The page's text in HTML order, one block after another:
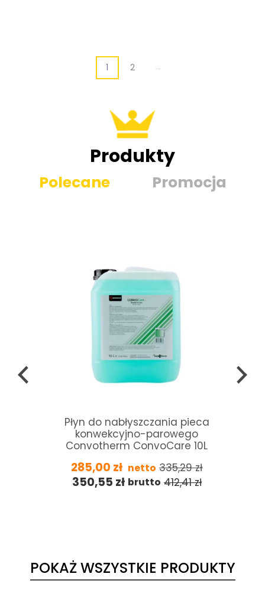
1 2 →
Produkty
Polecane Promocja
Płyn do nabłyszczania pieca
konwekcyjno-parowego
Convotherm ConvoCare 10L
285,00 zł netto 335,29zł
350,55 zł brutto 412,41zł
POKAŻ WSZYSTKIE PRODUKTY